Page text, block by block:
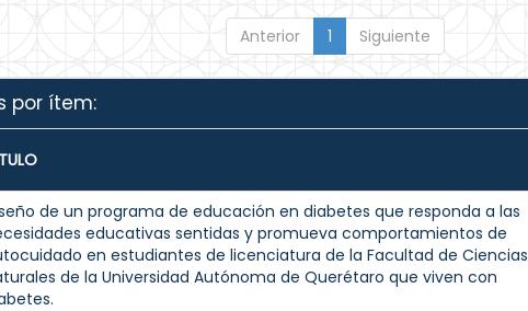
Anterior 1 Siguiente
por ítem:
de un programa de educación en diabetes que responda a las
educativas sentidas y promueva comportamientos de
en estudiantes de licenciatura de la Facultad de Ciencias
de la Universidad Autónoma de Querétaro que viven con